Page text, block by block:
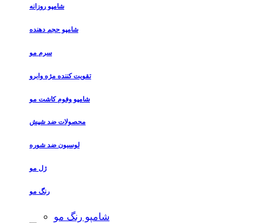
شامپو روزانه
شامپو حجم دهنده
سرم مو
تقویت کننده مژه وابرو
شامپو وفوم کاشت مو
محصولات ضد شپش
لوسیون ضد شوره
ژل مو
رنگ مو
شامپو رنگ مو